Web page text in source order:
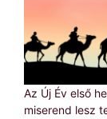
Az Új Év első
miserend lesz